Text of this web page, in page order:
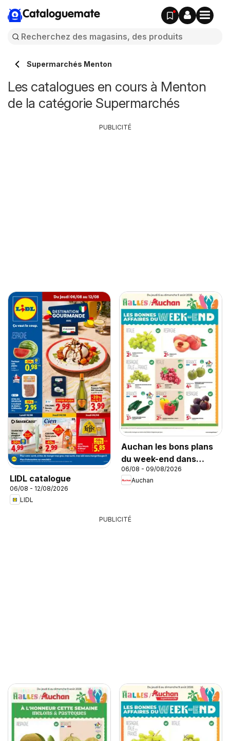
Cataloguemate
Supermarchés Menton
Les catalogues en cours à Menton
de la catégorie Supermarchés
LIDL catalogue
06/08 - 12/08/2026
LIDL
Auchan les bons plans
du week-end dans
votre hyper
06/08 - 09/08/2026
Auchan
PUBLICITÉ
PUBLICITÉ